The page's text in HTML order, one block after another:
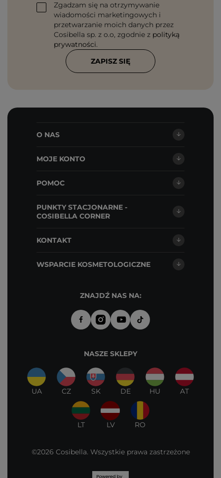
Zgadzam się na otrzymywanie
wiadomości marketingowych i
przetwarzanie moich danych przez
Cosibella sp. z o.o, zgodnie z polityką
prywatności.
ZAPISZ SIĘ
O NAS
MOJE KONTO
POMOC
PUNKTY STACJONARNE -
COSIBELLA CORNER
KONTAKT
WSPARCIE KOSMETOLOGICZNE
ZNAJDŹ NAS NA:
NASZE SKLEPY
UA CZ SK DE HU AT
LT LV RO
©2026 Cosibella. Wszystkie prawa zastrzeżone